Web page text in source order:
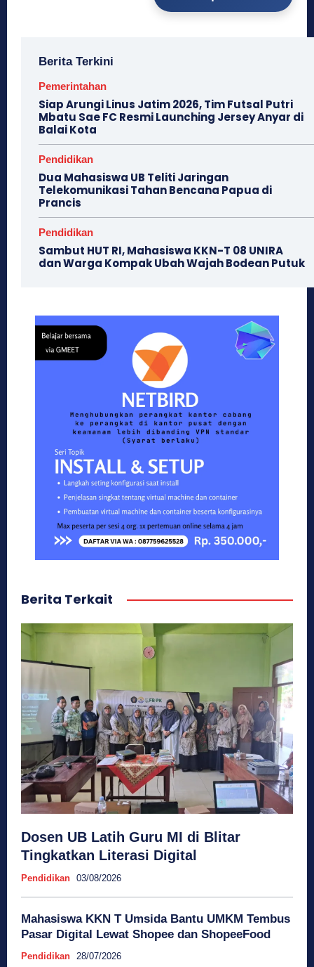
Berita Terkini
Pemerintahan
Siap Arungi Linus Jatim 2026, Tim Futsal Putri
Mbatu Sae FC Resmi Launching Jersey Anyar di
Balai Kota
Pendidikan
Dua Mahasiswa UB Teliti Jaringan
Telekomunikasi Tahan Bencana Papua di
Prancis
Pendidikan
Sambut HUT RI, Mahasiswa KKN-T 08 UNIRA
dan Warga Kompak Ubah Wajah ‎Bodean Putuk
Berita Terkait
Dosen UB Latih Guru MI di Blitar
Tingkatkan Literasi Digital
Pendidikan 03/08/2026
Mahasiswa KKN T Umsida Bantu UMKM Tembus
Pasar Digital Lewat Shopee dan ShopeeFood
Pendidikan 28/07/2026